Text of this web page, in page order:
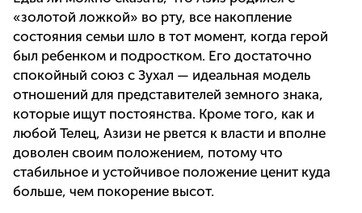
«золотой ложкой» во рту, все накопление
состояния семьи шло в тот момент, когда герой
был ребенком и подростком. Его достаточно
спокойный союз с Зухал — идеальная модель
отношений для представителей земного знака,
которые ищут постоянства. Кроме того, как и
любой Телец, Азизи не рвется к власти и вполне
доволен своим положением, потому что
стабильное и устойчивое положение ценит куда
больше, чем покорение высот.